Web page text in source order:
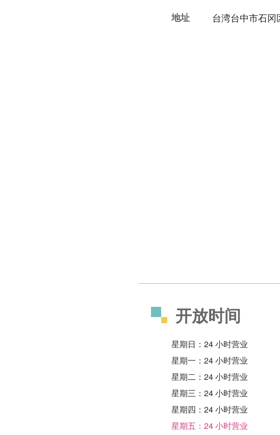
地址 台湾台中市石
开放时间
星期日：24 小时营业
星期一：24 小时营业
星期二：24 小时营业
星期三：24 小时营业
星期四：24 小时营业
星期五：24 小时营业